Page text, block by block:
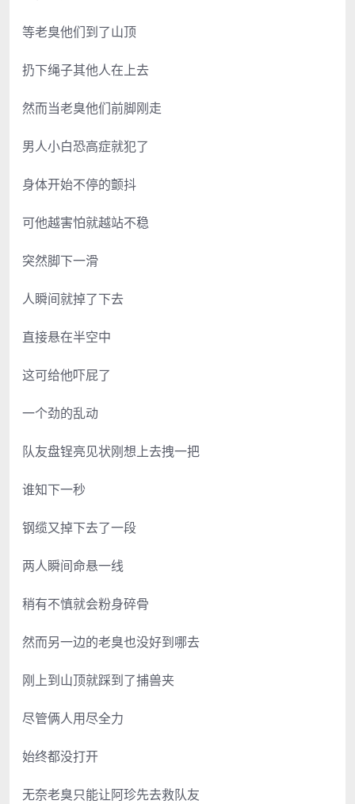
等老臭他们到了山顶
扔下绳子其他人在上去
然而当老臭他们前脚刚走
男人小白恐高症就犯了
身体开始不停的颤抖
可他越害怕就越站不稳
突然脚下一滑
人瞬间就掉了下去
直接悬在半空中
这可给他吓屁了
一个劲的乱动
队友盘锃亮见状刚想上去拽一把
谁知下一秒
钢缆又掉下去了一段
两人瞬间命悬一线
稍有不慎就会粉身碎骨
然而另一边的老臭也没好到哪去
刚上到山顶就踩到了捕兽夹
尽管俩人用尽全力
始终都没打开
无奈老臭只能让阿珍先去救队友